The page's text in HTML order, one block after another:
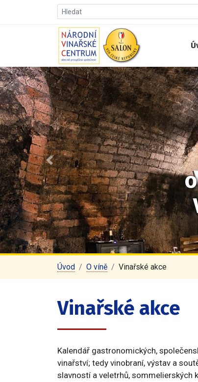
Předchozí
Úvod O víně Vinařské akce
Vinařské akce
Kalendář gastronomických,
vinařství; tedy vinobraní, výstav a
slavností a veletrhů, sommelierských